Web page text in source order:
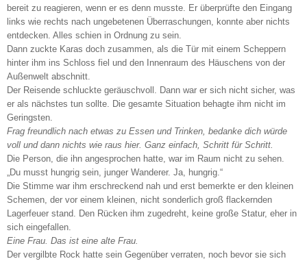
bereit zu reagieren, wenn er es denn musste. Er überprüfte den Eingang
links wie rechts nach ungebetenen Überraschungen, konnte aber nichts
entdecken. Alles schien in Ordnung zu sein.
Dann zuckte Karas doch zusammen, als die Tür mit einem Scheppern
hinter ihm ins Schloss fiel und den Innenraum des Häuschens von der
Außenwelt abschnitt.
Der Reisende schluckte geräuschvoll. Dann war er sich nicht sicher, was
er als nächstes tun sollte. Die gesamte Situation behagte ihm nicht im
Geringsten.
Frag freundlich nach etwas zu Essen und Trinken, bedanke dich würde
voll und dann nichts wie raus hier. Ganz einfach, Schritt für Schritt.
Die Person, die ihn angesprochen hatte, war im Raum nicht zu sehen.
„Du musst hungrig sein, junger Wanderer. Ja, hungrig.“
Die Stimme war ihm erschreckend nah und erst bemerkte er den kleinen
Schemen, der vor einem kleinen, nicht sonderlich groß flackernden
Lagerfeuer stand. Den Rücken ihm zugedreht, keine große Statur, eher in
sich eingefallen.
Eine Frau. Das ist eine alte Frau.
Der vergilbte Rock hatte sein Gegenüber verraten, noch bevor sie sich